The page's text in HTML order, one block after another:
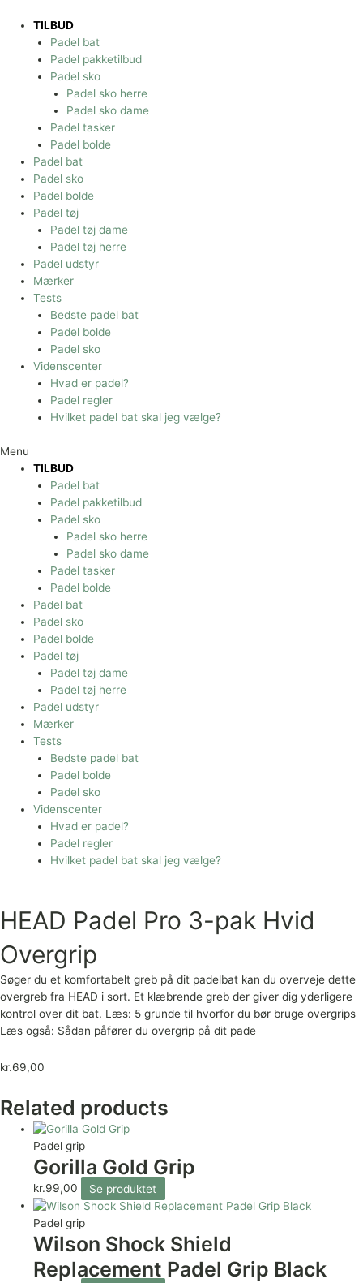
indholdet
TILBUD
Padel bat
Padel pakketilbud
Padel sko
Padel sko herre
Padel sko dame
Padel tasker
Padel bolde
Padel bat
Padel sko
Padel bolde
Padel tøj
Padel tøj dame
Padel tøj herre
Padel udstyr
Mærker
Tests
Bedste padel bat
Padel bolde
Padel sko
Videnscenter
Hvad er padel?
Padel regler
Hvilket padel bat skal jeg vælge?
Menu
TILBUD
Padel bat
Padel pakketilbud
Padel sko
Padel sko herre
Padel sko dame
Padel tasker
Padel bolde
Padel bat
Padel sko
Padel bolde
Padel tøj
Padel tøj dame
Padel tøj herre
Padel udstyr
Mærker
Tests
Bedste padel bat
Padel bolde
Padel sko
Videnscenter
Hvad er padel?
Padel regler
Hvilket padel bat skal jeg vælge?
HEAD Padel Pro 3-pak Hvid
Overgrip
Søger du et komfortabelt greb på dit padelbat kan du overveje dette
overgreb fra HEAD i sort. Et klæbrende greb der giver dig yderligere
kontrol over dit bat. Læs: 5 grunde til hvorfor du bør bruge overgrips
Læs også: Sådan påfører du overgrip på dit pade
kr.69,00
Related products
Padel grip
Gorilla Gold Grip
kr.99,00 Se produktet
Padel grip
Wilson Shock Shield
Replacement Padel Grip Black